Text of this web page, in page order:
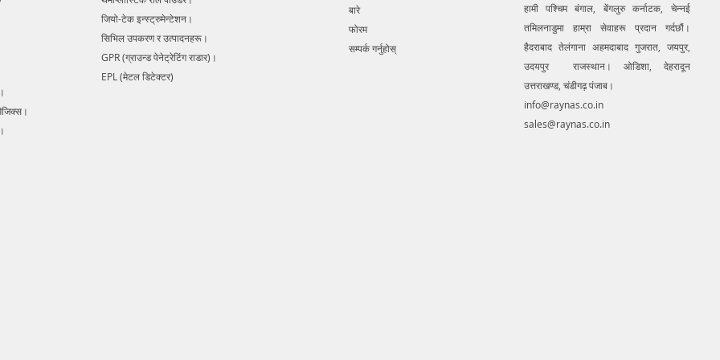
avoidance.. We provide consolidated
complete solution to create detailed
digital mapping of underground utility
lines in GIS platform.This exercise helps
damage avoidance. Ground Penetrating
जियो-टेक इन्स्ट्रुमेन्टेशन।
सिभिल उपकरण र उत्पादनहरू।
GPR (ग्राउन्ड पेनेट्रेटिंग राडार)।
EPL (मेटल डिटेक्टर)
बारे
फोरम
सम्पर्क गर्नुहोस्
हामी पश्चिम बंगाल, बेंगलुरु कर्नाटक, चेन्नई
तमिलनाडुमा हाम्रा सेवाहरू प्रदान गर्दछौं।
हैदराबाद तेलंगाना अहमदाबाद गुजरात, जयपुर,
उदयपुर राजस्थान। ओडिशा, देहरादून
उत्तराखण्ड, चंडीगढ़ पंजाब।
info@raynas.co.in
sales@raynas.co.in